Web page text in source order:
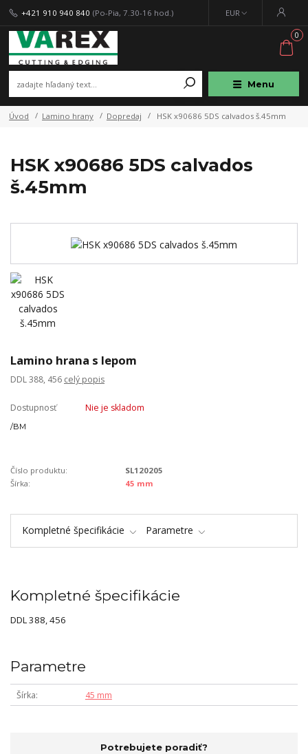
Menu
EUR
+421 910 940 840 (Po-Pia, 7.30-16 hod.)
0
Úvod Lamino hrany Dopredaj HSK x90686 5DS calvados š.45mm
HSK x90686 5DS calvados
š.45mm
Lamino hrana s lepom
DDL 388, 456 celý popis
Dostupnosť Nie je skladom
/BM
Číslo produktu:
SL120205
Šírka:
45 mm
Kompletné špecifikácie Parametre
Kompletné špecifikácie
DDL 388, 456
Parametre
Šírka 45 mm
Potrebujete poradiť?